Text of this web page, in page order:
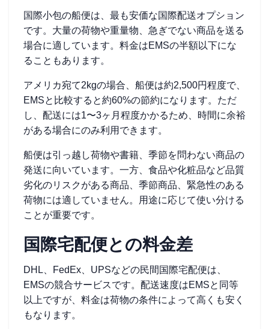
国際小包の船便は、最も安価な国際配送オプション
です。大量の荷物や重量物、急ぎでない商品を送る
場合に適しています。料金はEMSの半額以下にな
ることもあります。
アメリカ宛て2kgの場合、船便は約2,500円程度で、
EMSと比較すると約60%の節約になります。ただ
し、配送には1〜3ヶ月程度かかるため、時間に余裕
がある場合にのみ利用できます。
船便は引っ越し荷物や書籍、季節を問わない商品の
発送に向いています。一方、食品や化粧品など品質
劣化のリスクがある商品、季節商品、緊急性のある
荷物には適していません。用途に応じて使い分ける
ことが重要です。
国際宅配便との料金差
DHL、FedEx、UPSなどの民間国際宅配便は、
EMSの競合サービスです。配送速度はEMSと同等
以上ですが、料金は荷物の条件によって高くも安く
もなります。